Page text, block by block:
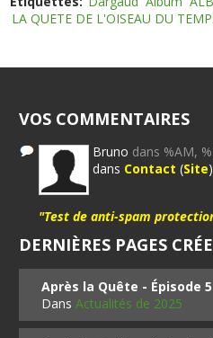
LA QUETE DE L'OISEAU DU
VOS COMMENTAIRES
Bruno dans %AM,
dans Contact (Site)
"Test de anti-spam
DERNIÈRES PAGES
Après la Quête - Épisode 5
DansActualités de 2025